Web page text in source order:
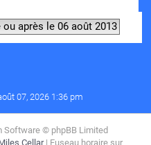
ou après le 06 août 2013
07, 2026 1:36 pm
Software © phpBB Limited
Cellar | Fuseau horaire sur